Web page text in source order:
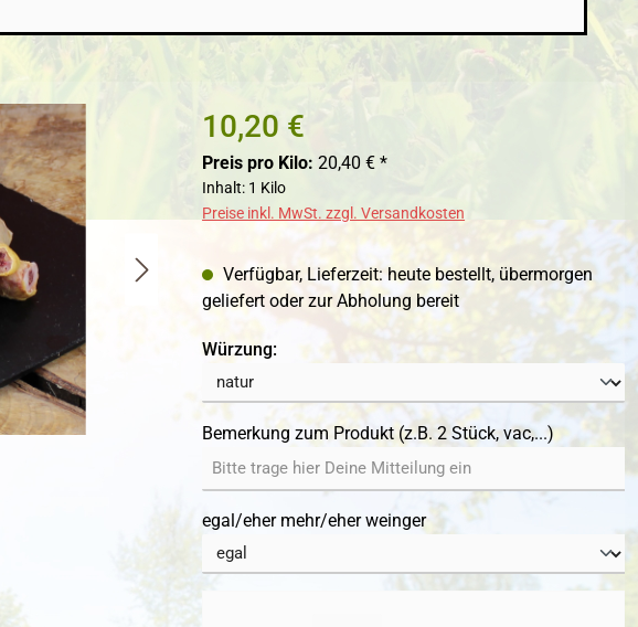
10,20 €
Preis pro Kilo: 20,40 € *
Inhalt: 1 Kilo
Preise inkl. MwSt. zzgl. Versandkosten
Verfügbar, Lieferzeit: heute bestellt, übermorgen
geliefert oder zur Abholung bereit
Würzung: auswählen
Bemerkung zum Produkt (z.B. 2 Stück, vac,...)
egal/eher mehr/eher weinger